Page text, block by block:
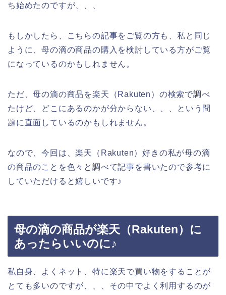
ち始めたのですが、、、
もしかしたら、こちらの記事をご覧の方も、私と同じ
ように、母の滴の商品の購入を検討している方がご覧
になっているのかもしれません。
ただ、母の滴の商品を楽天（Rakuten）の検索で調べ
たけど、どこにあるのかが分からない、、、という問
題に直面しているのかもしれません。
なので、今回は、楽天（Rakuten）好きの私が母の滴
の商品のことを色々と調べて記事を書いたので参考に
していただけると嬉しいです♪
母の滴の商品が楽天（Rakuten）に
あったらいいのに♪
私自身、よくネット、特に楽天で買い物をすることが
とても多いのですが、、、その中でよく利用するのが